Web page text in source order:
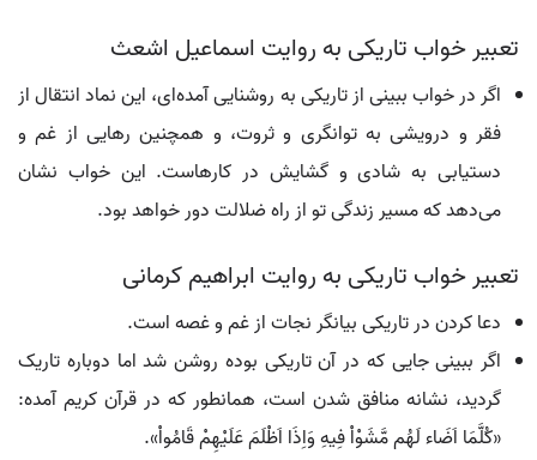
تعبیر خواب تاریکی به روایت اسماعیل اشعث
اگر در خواب ببینی از تاریکی به روشنایی آمده‌ای، این نماد انتقال از
فقر و درویشی به توانگری و ثروت، و همچنین رهایی از غم و
دستیابی به شادی و گشایش در کارهاست. این خواب نشان
می‌دهد که مسیر زندگی تو از راه ضلالت دور خواهد بود.
تعبیر خواب تاریکی به روایت ابراهیم کرمانی
دعا کردن در تاریکی بیانگر نجات از غم و غصه است.
اگر ببینی جایی که در آن تاریکی بوده روشن شد اما دوباره تاریک
گردید، نشانه منافق شدن است، همانطور که در قرآن کریم آمده:
«کُلَّمَا اَضَاء لَهُم مَّشَوْاْ فِیهِ وَاِذَا اَظْلَمَ عَلَیْهِمْ قَامُواْ».